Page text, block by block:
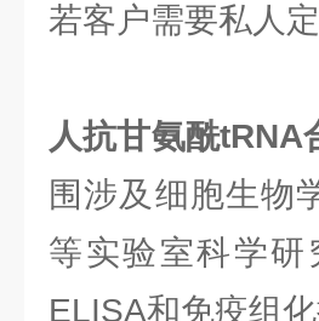
若客户需要私人
人抗甘氨酰
围涉及细胞生物
等实验室科学
ELISA和免疫组